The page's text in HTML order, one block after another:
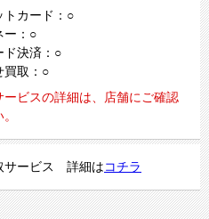
トカード：○
ー：○
ド決済：○
買取：○
ビスの詳細は、店舗にご確認
サービス 詳細はコチラ